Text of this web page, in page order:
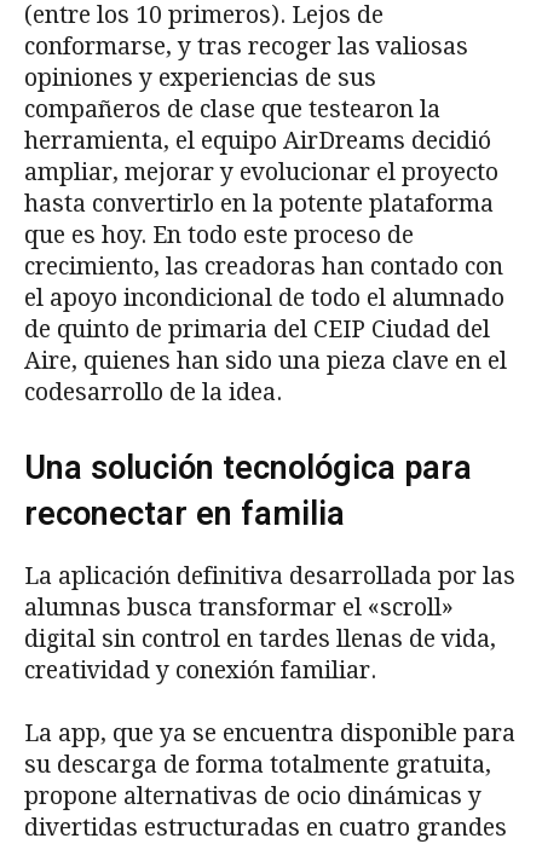
(entre los 10 primeros). Lejos de
conformarse, y tras recoger las valiosas
opiniones y experiencias de sus
compañeros de clase que testearon la
herramienta, el equipo AirDreams decidió
ampliar, mejorar y evolucionar el proyecto
hasta convertirlo en la potente plataforma
que es hoy. En todo este proceso de
crecimiento, las creadoras han contado con
el apoyo incondicional de todo el alumnado
de quinto de primaria del CEIP Ciudad del
Aire, quienes han sido una pieza clave en el
codesarrollo de la idea.
Una solución tecnológica para
reconectar en familia
La aplicación definitiva desarrollada por las
alumnas busca transformar el «scroll»
digital sin control en tardes llenas de vida,
creatividad y conexión familiar.
La app, que ya se encuentra disponible para
su descarga de forma totalmente gratuita,
propone alternativas de ocio dinámicas y
divertidas estructuradas en cuatro grandes